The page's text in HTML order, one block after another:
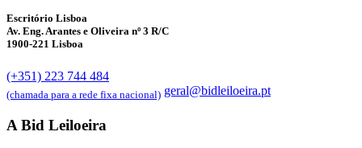
Escritório Lisboa
Av. Eng. Arantes e Oliveira nº 3 R/C
1900-221 Lisboa
(+351) 223 744 484
(chamada para a rede fixa nacional) geral@bidleiloeira.pt
A Bid Leiloeira